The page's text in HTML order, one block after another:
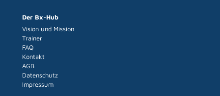
Der Bx-Hub
Vision und Mission
Trainer
FAQ
Kontakt
AGB
Datenschutz
Impressum